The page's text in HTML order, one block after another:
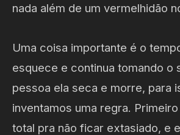
nada além de um vermelhidão
Uma coisa importante é o
esquece e continua tomando o
pessoa ela seca e morre, para
inventamos uma regra.
total pra não ficar extasiado, e